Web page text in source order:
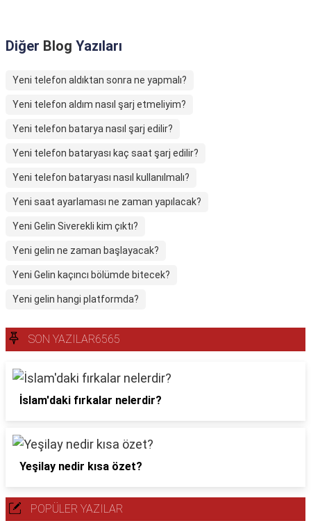
Diğer Blog Yazıları
Yeni telefon aldıktan sonra ne yapmalı?
Yeni telefon aldım nasıl şarj etmeliyim?
Yeni telefon batarya nasıl şarj edilir?
Yeni telefon bataryası kaç saat şarj edilir?
Yeni telefon bataryası nasıl kullanılmalı?
Yeni saat ayarlaması ne zaman yapılacak?
Yeni Gelin Siverekli kim çıktı?
Yeni gelin ne zaman başlayacak?
Yeni Gelin kaçıncı bölümde bitecek?
Yeni gelin hangi platformda?
SON YAZILAR6565
İslam'daki fırkalar nelerdir?
Yeşilay nedir kısa özet?
POPÜLER YAZILAR